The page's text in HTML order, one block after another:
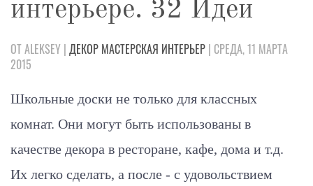
интерьере. 32 Идеи
ОТ ALEKSEY | ДЕКОР МАСТЕРСКАЯ ИНТЕРЬЕР | СРЕДА, 11 МАРТА
2015
Школьные доски не только для классных
комнат. Они могут быть использованы в
качестве декора в ресторане, кафе, дома и т.д.
Их легко сделать, а после - с удовольствием